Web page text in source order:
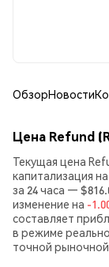
ОбзорНовости
Цена Refund
Текущая цена
капитализация
за 24 часа —
изменение на -
составляет
в режиме
точной